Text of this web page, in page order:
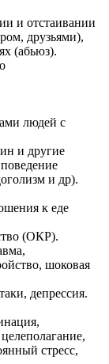
и отстаивании
друзьями),
(абьюз).
людей с
и другие
и др).
к еде
(ОКР).
шоковая
депрессия.
стресс,